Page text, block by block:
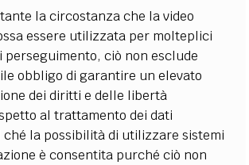
la circostanza che la video
essere utilizzata per molteplici
perseguimento, ciò non esclude
obbligo di garantire un elevato
dei diritti e delle libertà
al trattamento dei dati
la possibilità di utilizzare sistemi
è consentita purchéciò non